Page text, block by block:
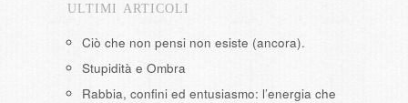
ULTIMI ARTICOLI
Ciò che non pensi non esiste (ancora).
Stupidità e Ombra
Rabbia, confini ed entusiasmo: l’energia che